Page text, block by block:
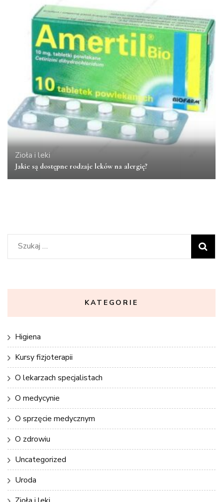
Zioła i leki
Jakie są dostępne rodzaje leków na alergię?
Szukaj:
KATEGORIE
Higiena
Kursy fizjoterapii
O lekarzach specjalistach
O medycynie
O sprzęcie medycznym
O zdrowiu
Uncategorized
Uroda